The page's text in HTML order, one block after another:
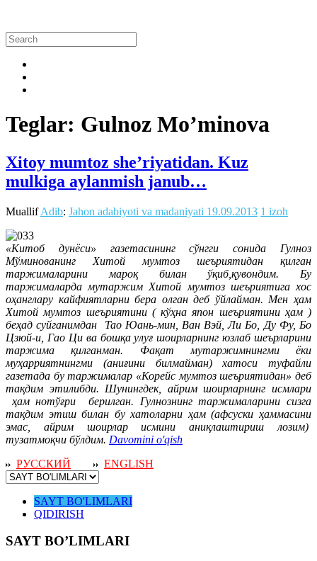
Teglar: Gulnoz Mo’minova
Xitoy mumtoz she’riyatidan. Kuz
mulkiga aylanmish janub…
MuallifAdib: Jahon adabiyoti va madaniyati 19.09.2013 1 izoh
«Китоб дунёси» газетасининг сўнгги сонида Гулноз
Мўминованинг Хитой мумтоз шеъриятидан қилган
таржималарини мароқ билан ўқиб,қувондим. Бу
таржималарда мутаржим Хитой мумтоз шеъриятига хос
оҳанглару кайфиятларни бера олган деб ўйлайман. Мен ҳам
Хитой мумтоз шеъриятини ( кўҳна япон шеъриятини ҳам )
беҳад суйганимдан Тао Юань-мин, Ван Вэй, Ли Бо, Ду Фу, Бо
Цзюй-и, Гао Ци ва бошқа улуғ шоирларнинг юзлаб шеърларини
таржима қилганман. Фақат мутаржимнингми ёки
муҳарриятнингми (аниғини билмайман) хатоси туфайли
газетада бу таржималар «Корейс мумтоз шеъриятидан» деб
тақдим этилибди. Шунингдек, айрим шоирларнинг исмлари
ҳам нотўғри берилган. Гулнознинг таржималарини сизга
тақдим этиш билан бу хатоларни ҳам (афсуски ҳаммасини
эмас, айрим шоирлар исмини аниқлаштириш лозим)
тузатмоқчи бўлдим. Davomini o'qish
РУССКИЙ
ENGLISH
SAYT BO'LIMLARI
QIDIRISH
SAYT BO’LIMLARI